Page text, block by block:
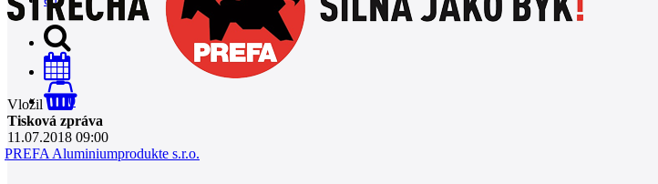
0
Vložil
Tisková zpráva
11.07.2018 09:00
PREFA Aluminiumprodukte s.r.o.